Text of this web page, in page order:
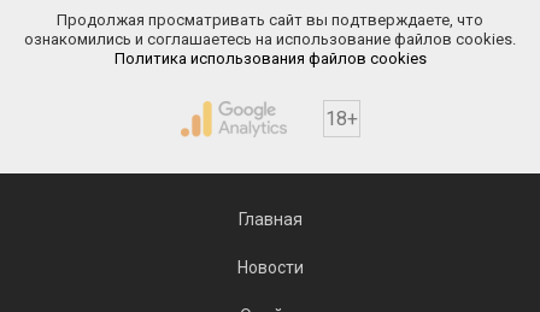
Продолжая просматривать сайт вы подтверждаете, что
ознакомились и соглашаетесь на использование файлов cookies.
Политика использования файлов cookies
18+
Главная
Новости